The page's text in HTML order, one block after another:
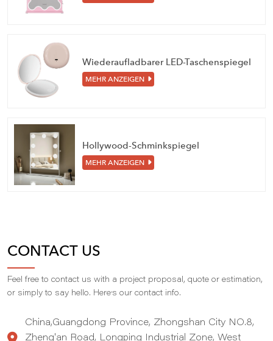
Wiederaufladbarer LED-Taschenspiegel
MEHR ANZEIGEN
Hollywood-Schminkspiegel
MEHR ANZEIGEN
CONTACT US
Feel free to contact us with a project proposal, quote or estimation,
or simply to say hello. Here,s our contact info.
China,Guangdong Province, Zhongshan City NO.8,
Zheng'an Road, Longping Industrial Zone, West